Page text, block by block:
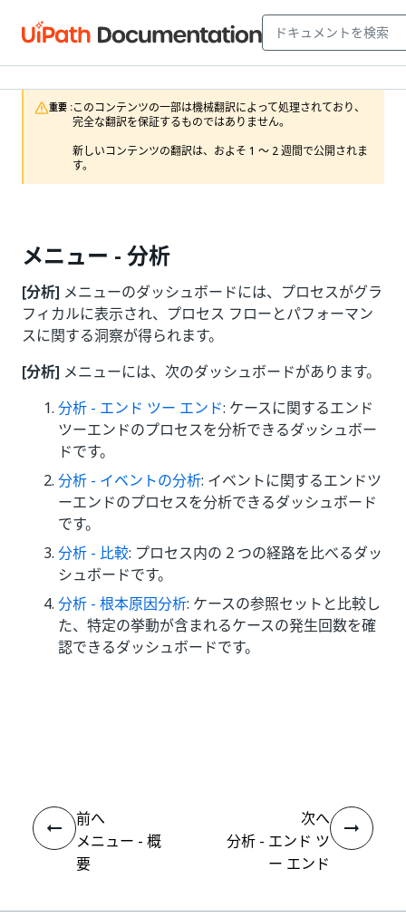
重要 :このコンテンツの一部は機械翻訳によって処理されており、
完全な翻訳を保証するものではありません。
新しいコンテンツの翻訳は、およそ 1 ～ 2 週間で公開されま
す。
メニュー - 分析
[分析] メニューのダッシュボードには、プロセスがグラ
フィカルに表示され、プロセス フローとパフォーマン
スに関する洞察が得られます。
[分析] メニューには、次のダッシュボードがあります。
分析 - エンド ツー エンド: ケースに関するエンド
ツーエンドのプロセスを分析できるダッシュボー
ドです。
分析 - イベントの分析: イベントに関するエンドツ
ーエンドのプロセスを分析できるダッシュボード
です。
分析 - 比較: プロセス内の 2 つの経路を比べるダッ
シュボードです。
分析 - 根本原因分析: ケースの参照セットと比較し
た、特定の挙動が含まれるケースの発生回数を確
認できるダッシュボードです。
前へ
メニュー - 概
要
次へ
分析 - エンド ツ
ー エンド